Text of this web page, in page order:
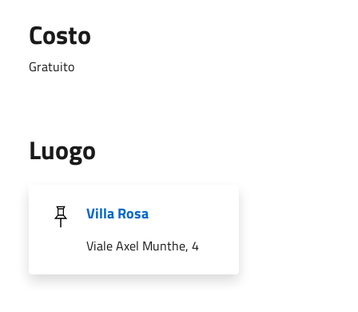
Costo
Gratuito
Luogo
Villa Rosa
Viale Axel Munthe, 4